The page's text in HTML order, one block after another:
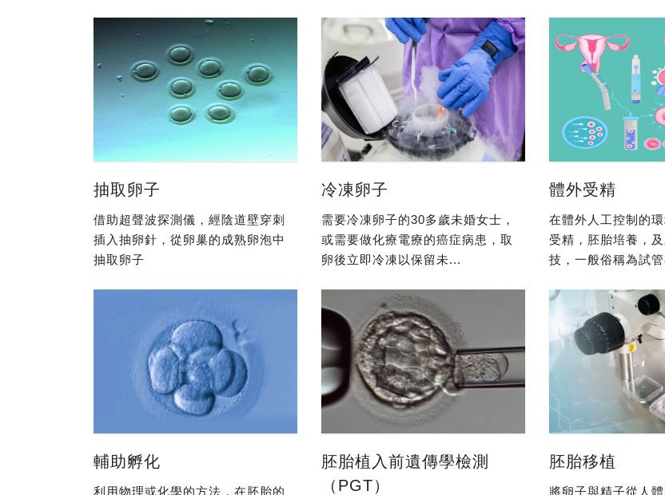
抽取卵子
借助超聲波探測儀，經陰道壁穿刺
插入抽卵針，從卵巢的成熟卵泡中
抽取卵子
冷凍卵子
需要冷凍卵子的30多歲未婚女士，
或需要做化療電療的癌症病患，取
卵後立即冷凍以保留未...
體外受精
在體外人工控制的
受精，胚胎培養，
技，一般俗稱為試
輔助孵化
利用物理或化學的方法，在胚胎的
胚胎植入前遺傳學檢測
（PGT）
胚胎移植
將卵子與精子從人